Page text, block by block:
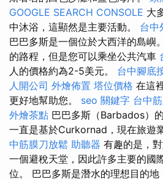
GOOGLE SEARCH CONSOLE 大
中沐浴，這顯然是主要活動。 台中
巴巴多斯是一個位於大西洋的島嶼
的路程，但是您可以乘坐公共汽車
人的價格約為2-5美元。 台中腳底
人開公司 外燴佈置 塔位價格 在這
更好地幫助您。 seo 關鍵字 台中
外燴茶點 巴巴多斯（Barbados）
一直是基於Curkornad，現在旅遊
中筋膜刀放鬆 助聽器 有趣的是，
一個避稅天堂，因此許多主要的國
位。 巴巴多斯是潛水的理想目的